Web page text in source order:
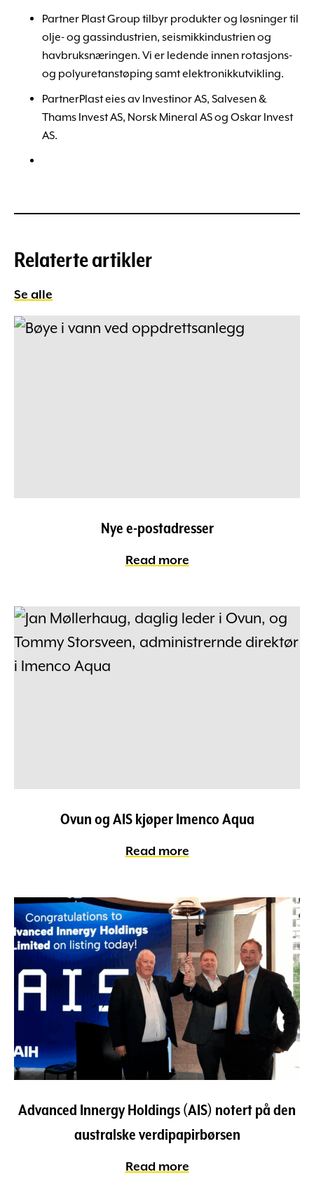
Partner Plast Group tilbyr produkter og løsninger til
olje- og gassindustrien, seismikkindustrien og
havbruksnæringen. Vi er ledende innen rotasjons-
og polyuretanstøping samt elektronikkutvikling.
PartnerPlast eies av Investinor AS, Salvesen &
Thams Invest AS, Norsk Mineral AS og Oskar Invest
AS.
Relaterte artikler
Se alle
Nye e-postadresser
Read more
Ovun og AIS kjøper Imenco Aqua
Read more
Advanced Innergy Holdings (AIS) notert på den
australske verdipapirbørsen
Read more